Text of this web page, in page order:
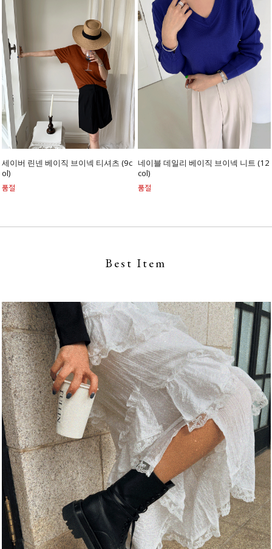
세이버 린넨 베이직 브이넥 티셔츠 (9c
ol)
품절
네이블 데일리 베이직 브이넥 니트 (12
col)
품절
Best Item